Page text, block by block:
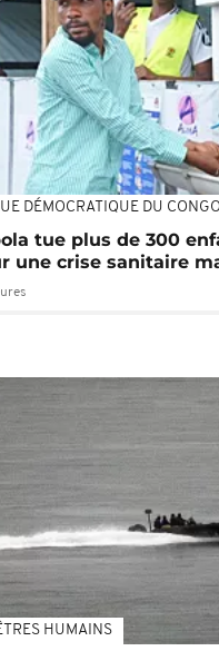
DÉMOCRATIQUE DU CONGO
tue plus de 300
une crise sanitaire
HUMAINS